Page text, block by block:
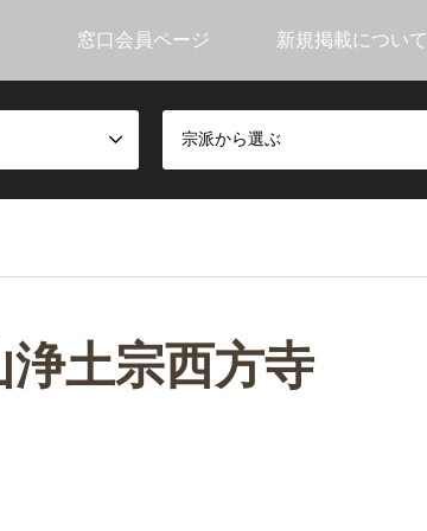
窓口会員ページ 新規掲載について
宗派から選ぶ
浄土宗西方寺